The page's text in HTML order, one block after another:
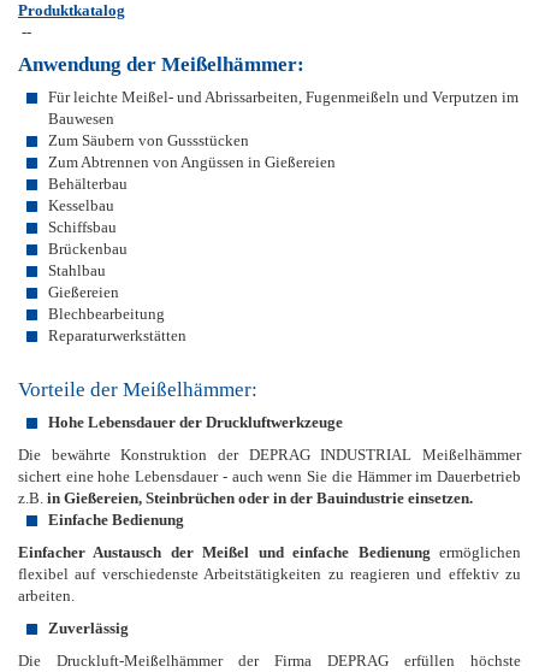
Produktkatalog
--
Anwendung der Meißelhämmer:
Für leichte Meißel- und Abrissarbeiten, Fugenmeißeln und Verputzen im
Bauwesen
Zum Säubern von Gussstücken
Zum Abtrennen von Angüssen in Gießereien
Behälterbau
Kesselbau
Schiffsbau
Brückenbau
Stahlbau
Gießereien
Blechbearbeitung
Reparaturwerkstätten
Vorteile der Meißelhämmer:
Hohe Lebensdauer der Druckluftwerkzeuge
Die bewährte Konstruktion der DEPRAG INDUSTRIAL Meißelhämmer
sichert eine hohe Lebensdauer - auch wenn Sie die Hämmer im Dauerbetrieb
z.B. in Gießereien, Steinbrüchen oder in der Bauindustrie einsetzen.
Einfache Bedienung
Einfacher Austausch der Meißel und einfache Bedienung ermöglichen
flexibel auf verschiedenste Arbeitstätigkeiten zu reagieren und effektiv zu
arbeiten.
Zuverlässig
Die Druckluft-Meißelhämmer der Firma DEPRAG erfüllen höchste